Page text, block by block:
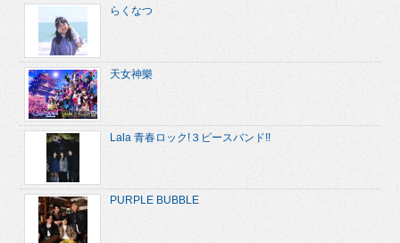
らくなつ
天女神樂
Lala 青春ロック!３ピースバンド!!
PURPLE BUBBLE